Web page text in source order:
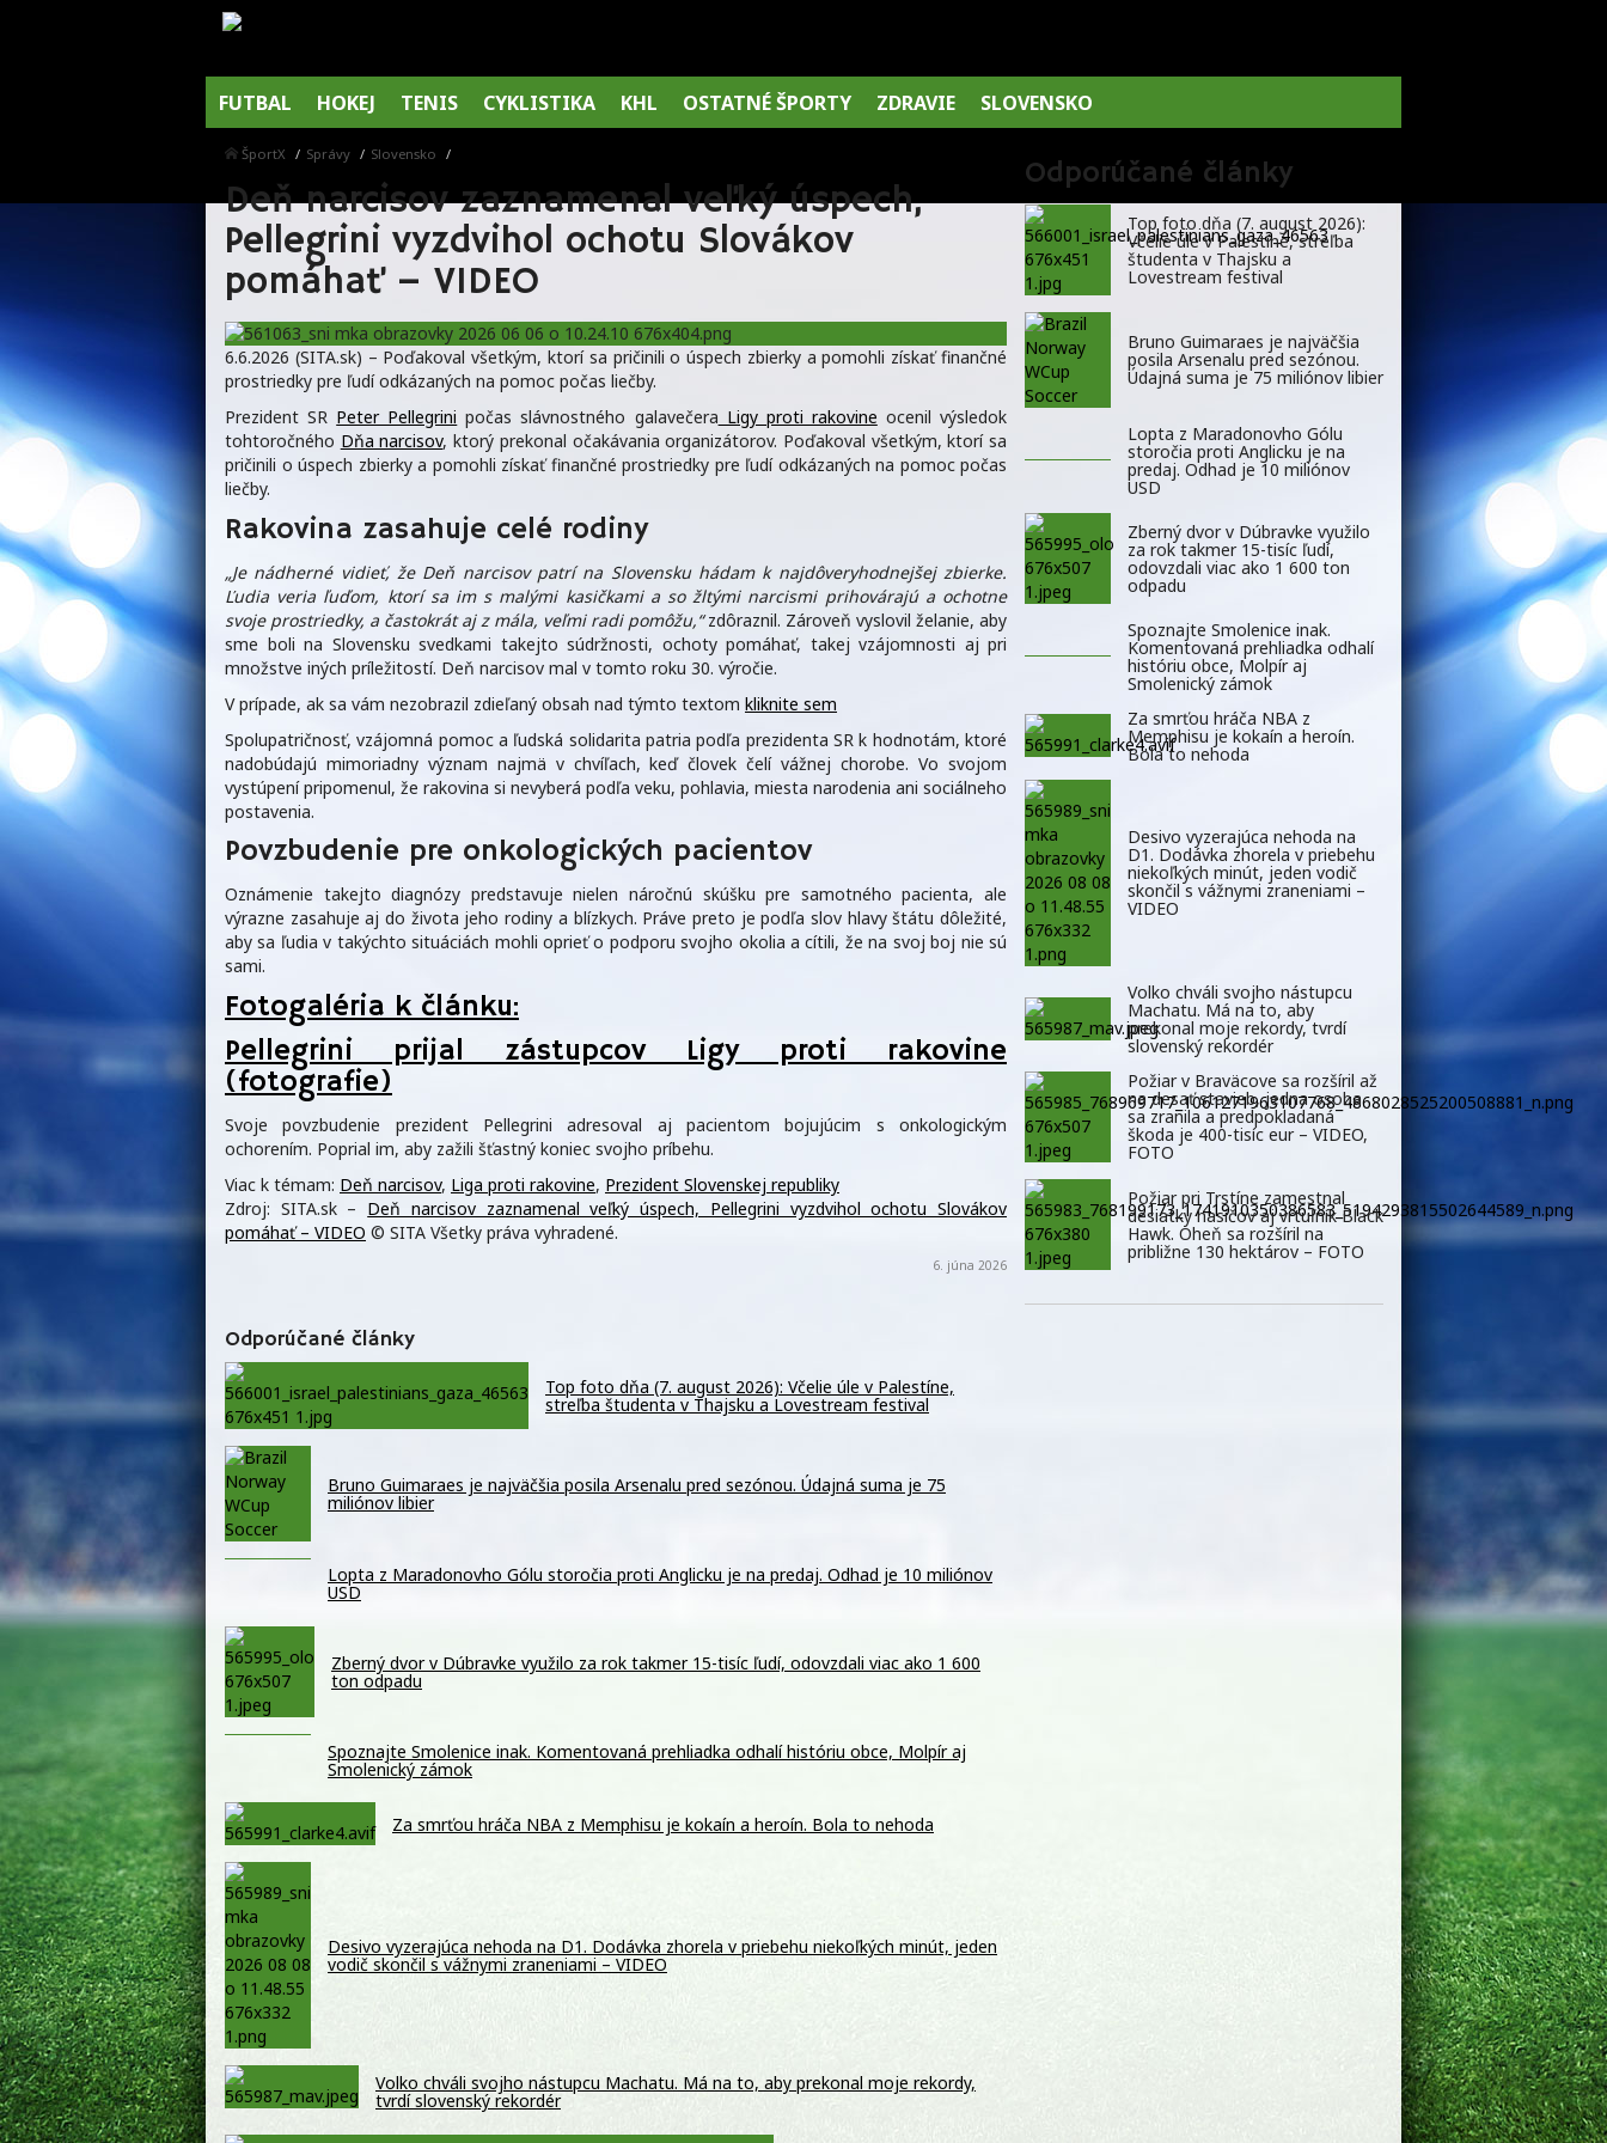
FUTBAL HOKEJ TENIS CYKLISTIKA KHL OSTATNÉ ŠPORTY ZDRAVIE SLOVENSKO
ŠportX Správy Slovensko
Deň narcisov zaznamenal veľký úspech,
Pellegrini vyzdvihol ochotu Slovákov
pomáhať – VIDEO
6.6.2026 (SITA.sk) – Poďakoval všetkým, ktorí sa pričinili o úspech zbierky a pomohli získať finančné
prostriedky pre ľudí odkázaných na pomoc počas liečby.
Prezident SR Peter Pellegrini počas slávnostného galavečera Ligy proti rakovine ocenil výsledok
tohtoročného Dňa narcisov, ktorý prekonal očakávania organizátorov. Poďakoval všetkým, ktorí sa
pričinili o úspech zbierky a pomohli získať finančné prostriedky pre ľudí odkázaných na pomoc počas
liečby.
Rakovina zasahuje celé rodiny
„Je nádherné vidieť, že Deň narcisov patrí na Slovensku hádam k najdôveryhodnejšej zbierke.
Ľudia veria ľuďom, ktorí sa im s malými kasičkami a so žltými narcismi prihovárajú a ochotne
svoje prostriedky, a častokrát aj z mála, veľmi radi pomôžu,“zdôraznil. Zároveň vyslovil želanie, aby
sme boli na Slovensku svedkami takejto súdržnosti, ochoty pomáhať, takej vzájomnosti aj pri
množstve iných príležitostí. Deň narcisov mal v tomto roku 30. výročie.
V prípade, ak sa vám nezobrazil zdieľaný obsah nad týmto textom kliknite sem
Spolupatričnosť, vzájomná pomoc a ľudská solidarita patria podľa prezidenta SR k hodnotám, ktoré
nadobúdajú mimoriadny význam najmä v chvíľach, keď človek čelí vážnej chorobe. Vo svojom
vystúpení pripomenul, že rakovina si nevyberá podľa veku, pohlavia, miesta narodenia ani sociálneho
postavenia.
Povzbudenie pre onkologických pacientov
Oznámenie takejto diagnózy predstavuje nielen náročnú skúšku pre samotného pacienta, ale
výrazne zasahuje aj do života jeho rodiny a blízkych. Práve preto je podľa slov hlavy štátu dôležité,
aby sa ľudia v takýchto situáciách mohli oprieť o podporu svojho okolia a cítili, že na svoj boj nie sú
sami.
Fotogaléria k článku:
Pellegrini prijal zástupcov Ligy proti rakovine
(fotografie)
Svoje povzbudenie prezident Pellegrini adresoval aj pacientom bojujúcim s onkologickým
ochorením. Poprial im, aby zažili šťastný koniec svojho príbehu.
Viac k témam: Deň narcisov, Liga proti rakovine, Prezident Slovenskej republiky
Zdroj: SITA.sk – Deň narcisov zaznamenal veľký úspech, Pellegrini vyzdvihol ochotu Slovákov
pomáhať – VIDEO © SITA Všetky práva vyhradené.
6. júna 2026
Odporúčané články
Top foto dňa (7. august 2026): Včelie úle v Palestíne,
streľba študenta v Thajsku a Lovestream festival
Bruno Guimaraes je najväčšia posila Arsenalu pred sezónou. Údajná suma je 75
miliónov libier
Lopta z Maradonovho Gólu storočia proti Anglicku je na predaj. Odhad je 10 miliónov
USD
Zberný dvor v Dúbravke využilo za rok takmer 15-tisíc ľudí, odovzdali viac ako 1 600
ton odpadu
Spoznajte Smolenice inak. Komentovaná prehliadka odhalí históriu obce, Molpír aj
Smolenický zámok
Za smrťou hráča NBA z Memphisu je kokaín a heroín. Bola to nehoda
Desivo vyzerajúca nehoda na D1. Dodávka zhorela v priebehu niekoľkých minút, jeden
vodič skončil s vážnymi zraneniami – VIDEO
Volko chváli svojho nástupcu Machatu. Má na to, aby prekonal moje rekordy,
tvrdí slovenský rekordér
Odporúčané články
Top foto dňa (7. august 2026):
Včelie úle v Palestíne, streľba
študenta v Thajsku a
Lovestream festival
Bruno Guimaraes je najväčšia
posila Arsenalu pred sezónou.
Údajná suma je 75 miliónov libier
Lopta z Maradonovho Gólu
storočia proti Anglicku je na
predaj. Odhad je 10 miliónov
USD
Zberný dvor v Dúbravke využilo
za rok takmer 15-tisíc ľudí,
odovzdali viac ako 1 600 ton
odpadu
Spoznajte Smolenice inak.
Komentovaná prehliadka odhalí
históriu obce, Molpír aj
Smolenický zámok
Za smrťou hráča NBA z
Memphisu je kokaín a heroín.
Bola to nehoda
Desivo vyzerajúca nehoda na
D1. Dodávka zhorela v priebehu
niekoľkých minút, jeden vodič
skončil s vážnymi zraneniami –
VIDEO
Volko chváli svojho nástupcu
Machatu. Má na to, aby
prekonal moje rekordy, tvrdí
slovenský rekordér
Požiar v Braväcove sa rozšíril až
na desať stavieb, jedna osoba
sa zranila a predpokladaná
škoda je 400-tisíc eur – VIDEO,
FOTO
Požiar pri Trstíne zamestnal
desiatky hasičov aj vrtuľník Black
Hawk. Oheň sa rozšíril na
približne 130 hektárov – FOTO